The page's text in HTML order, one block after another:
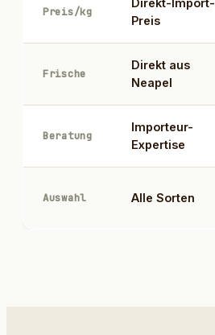
Preis/kg
Direkt-Import-
Preis
Frische
Direkt aus
Neapel
Beratung
Importeur-
Expertise
Auswahl Alle Sorten